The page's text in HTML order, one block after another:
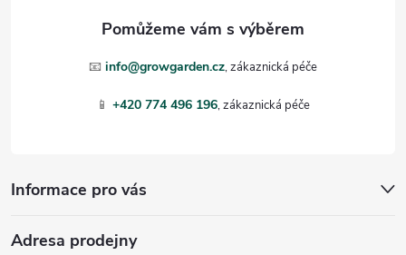
📧 info@growgarden.cz
📱 +420 774 496 196
Informace pro vás
Adresa prodejny